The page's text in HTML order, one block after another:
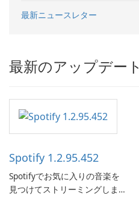
最新ニュースレター
最新のアップデート
Spotify 1.2.95.452
Spotifyでお気に入りの音楽を
見つけてストリーミングしま